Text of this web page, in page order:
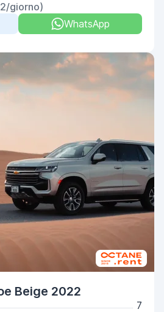
giorno)
WhatsApp
Beige 2022
7